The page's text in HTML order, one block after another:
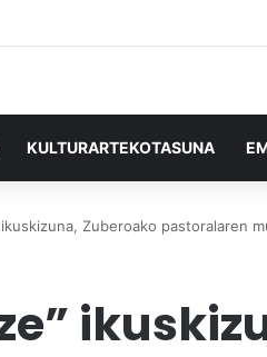
KULTURARTEKOTASUNA
Zuberoako pastoralaren